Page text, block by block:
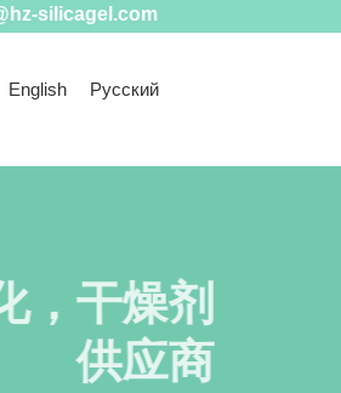
silicagel.com
English Русский
干燥剂
供应商